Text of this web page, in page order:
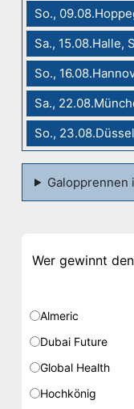
So.,
Sa., 15.08.Halle,
So.,
Sa.,
So.,
Galopprennen
Wer gewinnt
Almeric
Dubai Future
Global Health
Hochkönig